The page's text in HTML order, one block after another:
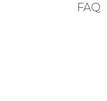
FAQ